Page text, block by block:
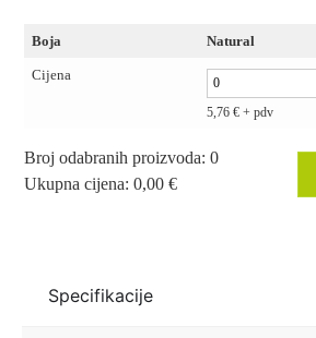
Boja Natural
Cijena
5,76 € + pdv
Broj odabranih proizvoda: 0
Ukupna cijena: 0,00 €
totalSpecifikacije